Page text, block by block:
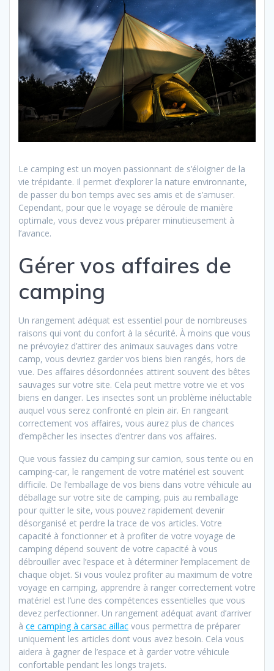
Le camping est un moyen passionnant de s’éloigner de la
vie trépidante. Il permet d’explorer la nature environnante,
de passer du bon temps avec ses amis et de s’amuser.
Cependant, pour que le voyage se déroule de manière
optimale, vous devez vous préparer minutieusement à
l’avance.
Gérer vos affaires de
camping
Un rangement adéquat est essentiel pour de nombreuses
raisons qui vont du confort à la sécurité. À moins que vous
ne prévoyiez d’attirer des animaux sauvages dans votre
camp, vous devriez garder vos biens bien rangés, hors de
vue. Des affaires désordonnées attirent souvent des bêtes
sauvages sur votre site. Cela peut mettre votre vie et vos
biens en danger. Les insectes sont un problème inéluctable
auquel vous serez confronté en plein air. En rangeant
correctement vos affaires, vous aurez plus de chances
d’empêcher les insectes d’entrer dans vos affaires.
Que vous fassiez du camping sur camion, sous tente ou en
camping-car, le rangement de votre matériel est souvent
difficile. De l’emballage de vos biens dans votre véhicule au
déballage sur votre site de camping, puis au remballage
pour quitter le site, vous pouvez rapidement devenir
désorganisé et perdre la trace de vos articles. Votre
capacité à fonctionner et à profiter de votre voyage de
camping dépend souvent de votre capacité à vous
débrouiller avec l’espace et à déterminer l’emplacement de
chaque objet. Si vous voulez profiter au maximum de votre
voyage en camping, apprendre à ranger correctement votre
matériel est l’une des compétences essentielles que vous
devez perfectionner. Un rangement adéquat avant d’arriver
à ce camping à carsac aillac vous permettra de préparer
uniquement les articles dont vous avez besoin. Cela vous
aidera à gagner de l’espace et à garder votre véhicule
confortable pendant les longs trajets.